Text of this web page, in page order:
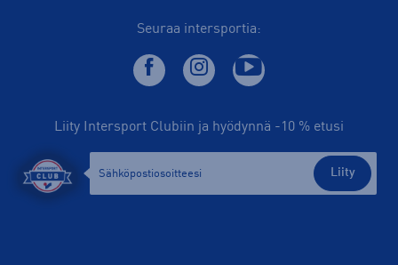
Seuraa intersportia:
Liity Intersport Clubiin ja hyödynnä -10 % etusi
Liity